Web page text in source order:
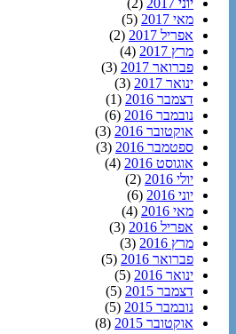
יוני 2017
(2)
מאי 2017
(5)
אפריל 2017
(2)
מרץ 2017
(4)
פברואר 2017
(3)
ינואר 2017
(3)
דצמבר 2016
(1)
נובמבר 2016
(6)
אוקטובר 2016
(3)
ספטמבר 2016
(3)
אוגוסט 2016
(4)
יולי 2016
(2)
יוני 2016
(6)
מאי 2016
(4)
אפריל 2016
(3)
מרץ 2016
(3)
פברואר 2016
(5)
ינואר 2016
(5)
דצמבר 2015
(5)
נובמבר 2015
(5)
אוקטובר 2015
(8)